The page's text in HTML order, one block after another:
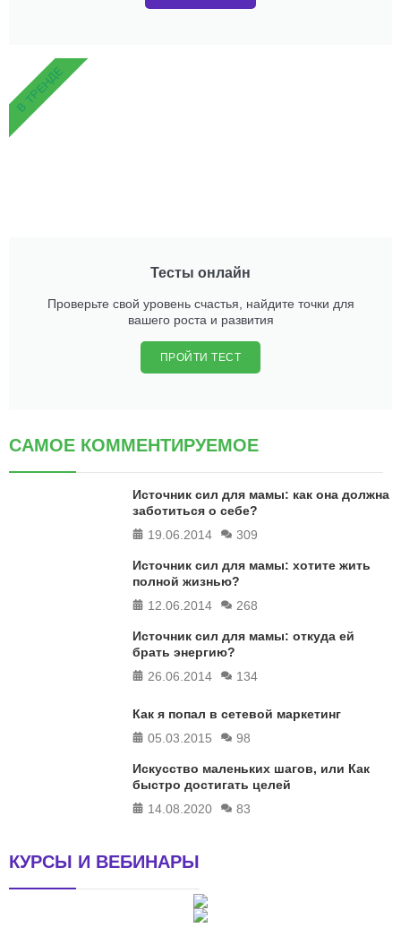
Тесты онлайн
Проверьте свой уровень счастья, найдите точки для
вашего роста и развития
ПРОЙТИ ТЕСТ
В ТРЕНДЕ
САМОЕ КОММЕНТИРУЕМОЕ
Источник сил для мамы: как она должна
заботиться о себе?
19.06.2014
309
Источник сил для мамы: хотите жить
полной жизнью?
12.06.2014
268
Источник сил для мамы: откуда ей
брать энергию?
26.06.2014
134
Как я попал в сетевой маркетинг
05.03.2015
98
Искусство маленьких шагов, или Как
быстро достигать целей
14.08.2020
83
КУРСЫ И ВЕБИНАРЫ